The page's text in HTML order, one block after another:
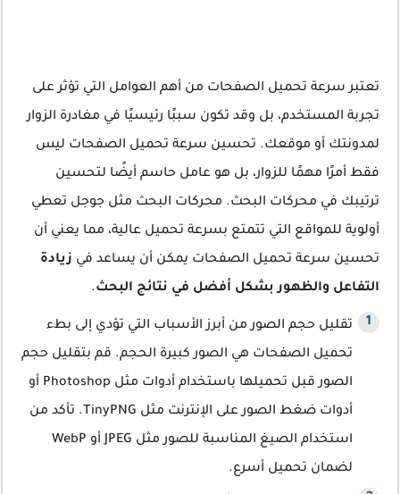
تعتبر سرعة تحميل الصفحات من أهم العوامل التي تؤثر على
تجربة المستخدم، بل وقد تكون سببًا رئيسيًا في مغادرة الزوار
لمدونتك أو موقعك. تحسين سرعة تحميل الصفحات ليس
فقط أمرًا مهمًا للزوار، بل هو عامل حاسم أيضًا لتحسين
ترتيبك في محركات البحث. محركات البحث مثل جوجل تعطي
أولوية للمواقع التي تتمتع بسرعة تحميل عالية، مما يعني أن
تحسين سرعة تحميل الصفحات يمكن أن يساعد في زيادة
التفاعل والظهور بشكل أفضل في نتائج البحث.
تقليل حجم الصور من أبرز الأسباب التي تؤدي إلى بطء
تحميل الصفحات هي الصور كبيرة الحجم. قم بتقليل حجم
الصور قبل تحميلها باستخدام أدوات مثل Photoshop أو
أدوات ضغط الصور على الإنترنت مثل TinyPNG. تأكد من
استخدام الصيغ المناسبة للصور مثل JPEG أو WebP
لضمان تحميل أسرع.